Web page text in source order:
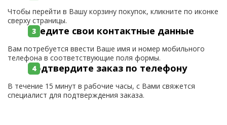
Чтобы перейти в Вашу корзину покупок, кликните по иконке
сверху страницы.
Введите свои контактные данные
Вам потребуется ввести Ваше имя и номер мобильного
телефона в соответствующие поля формы.
Подтвердите заказ по телефону
В течение 15 минут в рабочие часы, с Вами свяжется
специалист для подтверждения заказа.